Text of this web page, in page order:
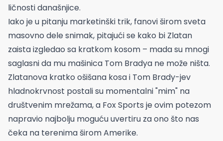
ličnosti današnjice.
Iako je u pitanju marketinški trik, fanovi širom sveta
masovno dele snimak, pitajući se kako bi Zlatan
zaista izgledao sa kratkom kosom – mada su mnogi
saglasni da mu mašinica Tom Bradya ne može ništa.
Zlatanova kratko ošišana kosa i Tom Brady-jev
hladnokrvnost postali su momentalni "mim" na
društvenim mrežama, a Fox Sports je ovim potezom
napravio najbolju moguću uvertiru za ono što nas
čeka na terenima širom Amerike.